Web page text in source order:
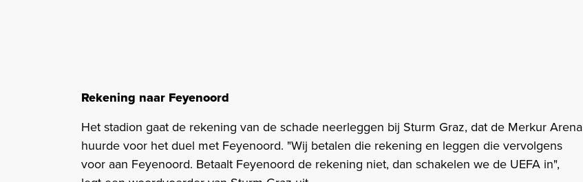
Rekening naar Feyenoord
Het stadion gaat de rekening van de schade neerleggen bij Sturm Graz, dat de Merkur Arena
huurde voor het duel met Feyenoord. "Wij betalen die rekening en leggen die vervolgens
voor aan Feyenoord. Betaalt Feyenoord de rekening niet, dan schakelen we de UEFA in",